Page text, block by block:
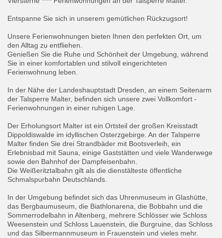
Entspanne Sie sich in unserem gemütlichen Rückzugsort!
Unsere Ferienwohnungen bieten Ihnen den perfekten Ort, um
den Alltag zu entfliehen.
Genießen Sie die Ruhe und Schönheit der Umgebung, während
Sie in einer komfortablen und stilvoll eingerichteten
Ferienwohnung leben.
In der Nähe der Landeshauptstadt Dresden, an einem Seitenarm
der Talsperre Malter, befinden sich unsere zwei Vollkomfort -
Ferienwohnungen in einer ruhigen Lage.
Der Erholungsort Malter ist ein Ortsteil der großen Kreisstadt
Dippoldiswalde im idyllischen Osterzgebirge. An der Talsperre
Malter finden Sie drei Strandbäder mit Bootsverleih, ein
Erlebnisbad mit Sauna, einige Gaststätten und viele Wanderwege
sowie den Bahnhof der Dampfeisenbahn.
Die Weißeritztalbahn gilt als die dienstälteste öffentliche
Schmalspurbahn Deutschlands.
In der Umgebung befindet sich das Uhrenmuseum in Glashütte,
das Bergbaumuseum, die Biathlonarena, die Bobbahn und die
Sommerrodelbahn in Altenberg, mehrere Schlösser wie Schloss
Weesenstein und Schloss Lauenstein, die Burgruine, das Schloss
und das Silbermannmuseum in Frauenstein und vieles mehr.